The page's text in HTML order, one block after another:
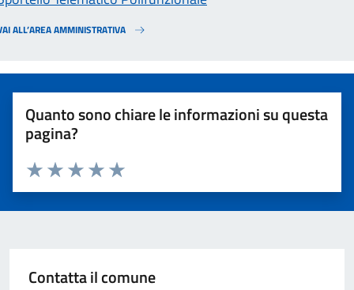
ALL’AREA AMMINISTRATIVA
Quanto sono chiare le informazioni su questa
pagina?
Valuta 5 stelle su 5
Valuta 4 stelle su 5
Valuta 3 stelle su 5
Valuta 2 stelle su 5
Valuta 1 stelle su 5
Contatta il comune